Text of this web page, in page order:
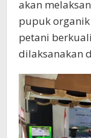
“Saya
lakukan
kelompok tani
pemanfaatan
kita jadikan
baik dalam
dan menuju
pungkas Roni